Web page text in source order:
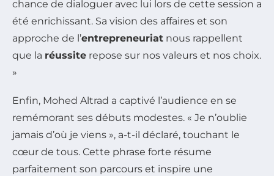
chance de dialoguer avec lui lors de cette session a
été enrichissant. Sa vision des affaires et son
approche de l’entrepreneuriat nous rappellent
que la réussite repose sur nos valeurs et nos choix.
»
Enfin, Mohed Altrad a captivé l’audience en se
remémorant ses débuts modestes. « Je n’oublie
jamais d’où je viens », a-t-il déclaré, touchant le
cœur de tous. Cette phrase forte résume
parfaitement son parcours et inspire une